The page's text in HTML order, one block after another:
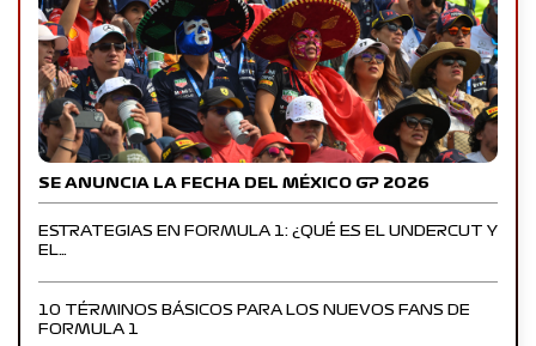
SE ANUNCIA LA FECHA DEL MÉXICO GP 2026
ESTRATEGIAS EN FORMULA 1: ¿QUÉ ES EL UNDERCUT Y
EL…
10 TÉRMINOS BÁSICOS PARA LOS NUEVOS FANS DE
FORMULA 1